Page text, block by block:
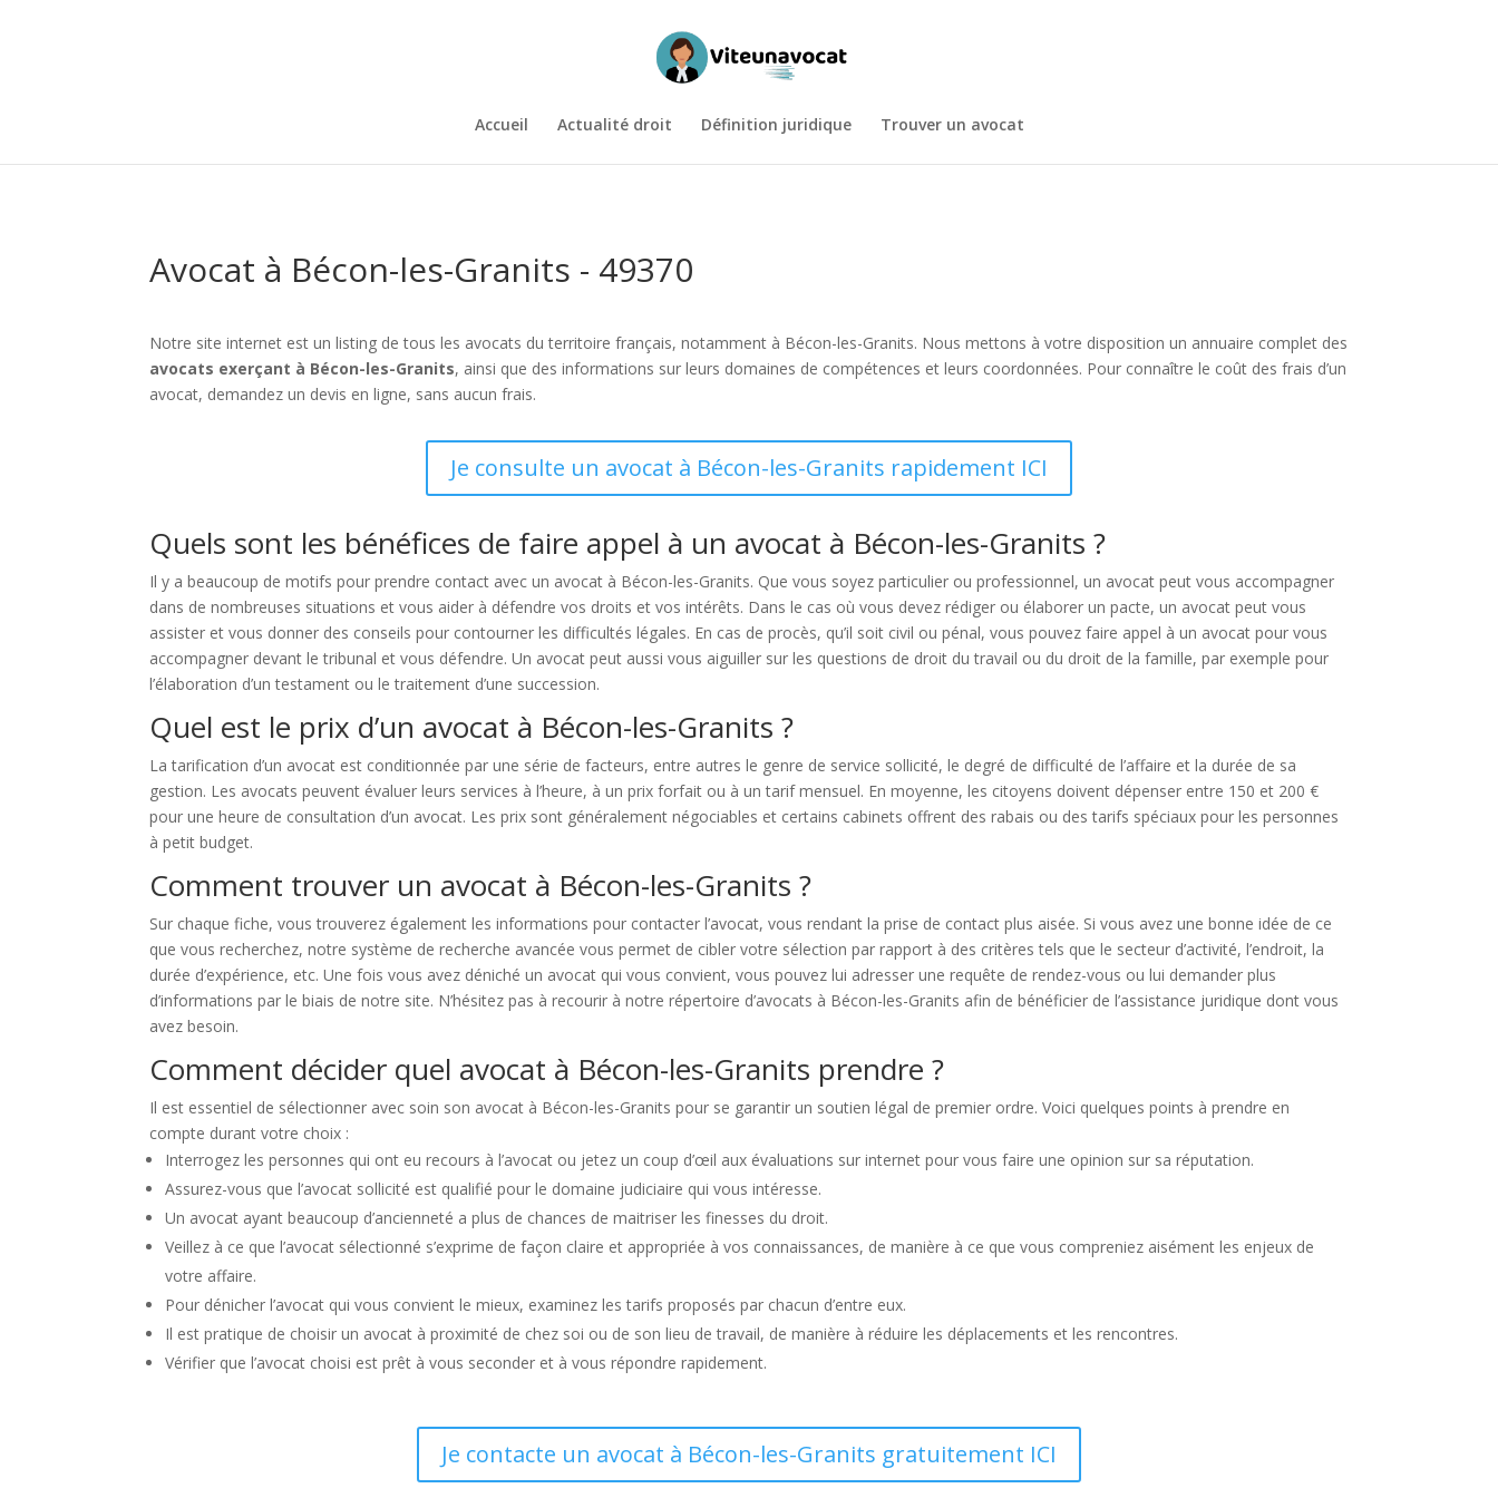
Accueil Actualité droit Définition juridique Trouver un avocat
Avocat à Bécon-les-Granits - 49370
Notre site internet est un listing de tous les avocats du territoire français, notamment à Bécon-les-Granits. Nous mettons à votre disposition un annuaire complet des
avocats exerçant à Bécon-les-Granits, ainsi que des informations sur leurs domaines de compétences et leurs coordonnées. Pour connaître le coût des frais d’un
avocat, demandez un devis en ligne, sans aucun frais.
Je consulte un avocat à Bécon-les-Granits rapidement ICI
Quels sont les bénéfices de faire appel à un avocat à Bécon-les-Granits ?
Il y a beaucoup de motifs pour prendre contact avec un avocat à Bécon-les-Granits. Que vous soyez particulier ou professionnel, un avocat peut vous accompagner
dans de nombreuses situations et vous aider à défendre vos droits et vos intérêts. Dans le cas où vous devez rédiger ou élaborer un pacte, un avocat peut vous
assister et vous donner des conseils pour contourner les difficultés légales. En cas de procès, qu’il soit civil ou pénal, vous pouvez faire appel à un avocat pour vous
accompagner devant le tribunal et vous défendre. Un avocat peut aussi vous aiguiller sur les questions de droit du travail ou du droit de la famille, par exemple pour
l’élaboration d’un testament ou le traitement d’une succession.
Quel est le prix d’un avocat à Bécon-les-Granits ?
La tarification d’un avocat est conditionnée par une série de facteurs, entre autres le genre de service sollicité, le degré de difficulté de l’affaire et la durée de sa
gestion. Les avocats peuvent évaluer leurs services à l’heure, à un prix forfait ou à un tarif mensuel. En moyenne, les citoyens doivent dépenser entre 150 et 200 €
pour une heure de consultation d’un avocat. Les prix sont généralement négociables et certains cabinets offrent des rabais ou des tarifs spéciaux pour les personnes
à petit budget.
Comment trouver un avocat à Bécon-les-Granits ?
Sur chaque fiche, vous trouverez également les informations pour contacter l’avocat, vous rendant la prise de contact plus aisée. Si vous avez une bonne idée de ce
que vous recherchez, notre système de recherche avancée vous permet de cibler votre sélection par rapport à des critères tels que le secteur d’activité, l’endroit, la
durée d’expérience, etc. Une fois vous avez déniché un avocat qui vous convient, vous pouvez lui adresser une requête de rendez-vous ou lui demander plus
d’informations par le biais de notre site. N’hésitez pas à recourir à notre répertoire d’avocats à Bécon-les-Granits afin de bénéficier de l’assistance juridique dont vous
avez besoin.
Comment décider quel avocat à Bécon-les-Granits prendre ?
Il est essentiel de sélectionner avec soin son avocat à Bécon-les-Granits pour se garantir un soutien légal de premier ordre. Voici quelques points à prendre en
compte durant votre choix :
Interrogez les personnes qui ont eu recours à l’avocat ou jetez un coup d’œil aux évaluations sur internet pour vous faire une opinion sur sa réputation.
Assurez-vous que l’avocat sollicité est qualifié pour le domaine judiciaire qui vous intéresse.
Un avocat ayant beaucoup d’ancienneté a plus de chances de maitriser les finesses du droit.
Veillez à ce que l’avocat sélectionné s’exprime de façon claire et appropriée à vos connaissances, de manière à ce que vous compreniez aisément les enjeux de
votre affaire.
Pour dénicher l’avocat qui vous convient le mieux, examinez les tarifs proposés par chacun d’entre eux.
Il est pratique de choisir un avocat à proximité de chez soi ou de son lieu de travail, de manière à réduire les déplacements et les rencontres.
Vérifier que l’avocat choisi est prêt à vous seconder et à vous répondre rapidement.
Je contacte un avocat à Bécon-les-Granits gratuitement ICI